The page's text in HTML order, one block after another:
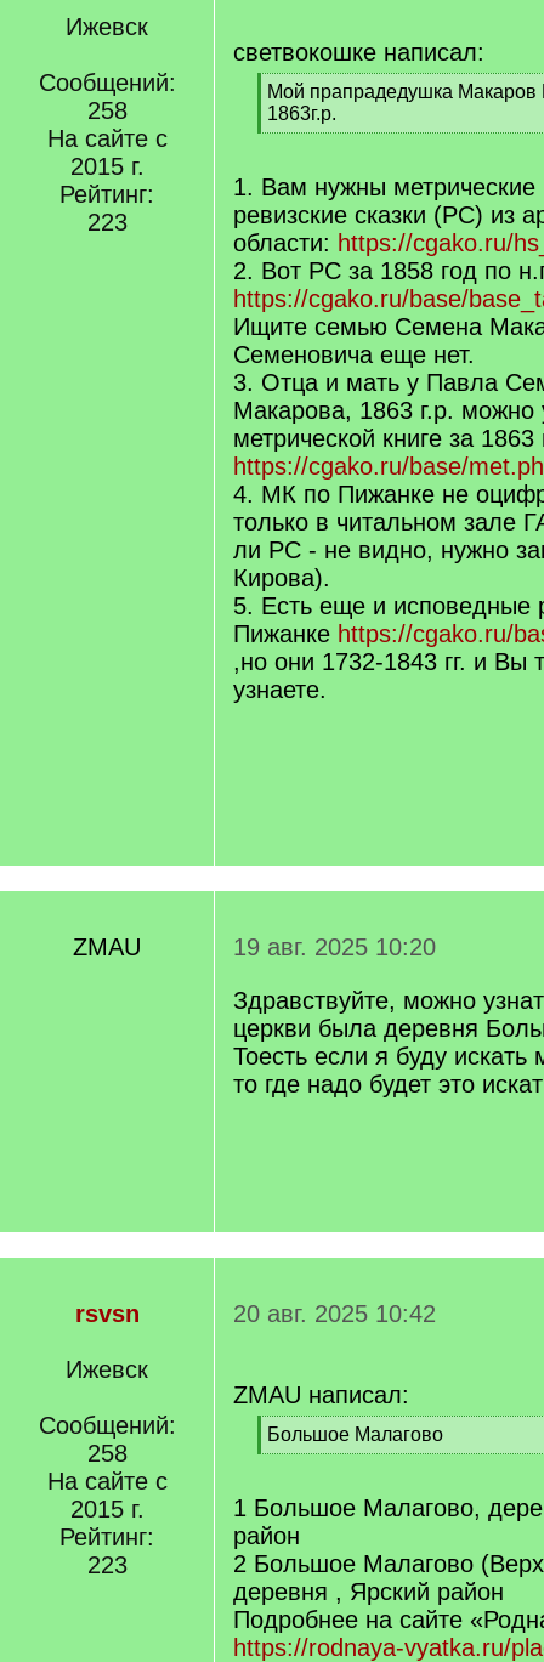
Ижевск
Сообщений:
258
На сайте с
2015 г.
Рейтинг:
223
светвокошке написал:
[
q
]
Мой прапрадедушка
1863г.р.
[
q
]
1. Вам нужны метрические
ревизские сказки (РС) из
области: https://cgako.ru/
2. Вот РС за 1858 год по
https://cgako.ru/base/
Ищите семью Семена
Семеновича еще нет.
3. Отца и мать у Павла
Макарова, 1863 г.р. можно
метрической книге за 1863
https://cgako.ru/base/
4. МК по Пижанке не
только в читальном зале
ли РС - не видно, нужно
Кирова).
5. Есть еще и исповедные
Пижанке https://cgako.ru/
,но они 1732-1843 гг. и Вы
узнаете.
ZMAU
19 авг. 2025 10:20
Здравствуйте, можно
церкви была деревня
Тоесть если я буду искать
то где надо будет это
rsvsn
Ижевск
Сообщений:
258
На сайте с
2015 г.
Рейтинг:
223
20 авг. 2025 10:42
ZMAU написал:
[
q
Большое Малагово
[
q
]
1 Большое Малагово,
район
2 Большое Малагово
деревня , Ярский район
Подробнее на сайте
https://rodnaya-vyatka.ru/